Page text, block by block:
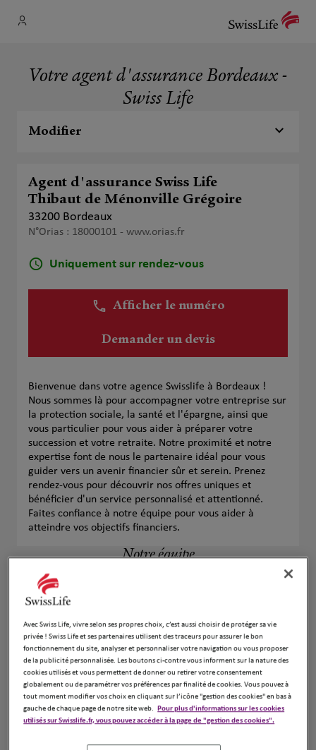
Votre agent d'assurance Bordeaux -
Swiss Life
Modifier
Agent d'assurance Swiss Life
Thibaut de Ménonville Grégoire
33200 Bordeaux
N°Orias : 18000101 - www.orias.fr
Uniquement sur rendez-vous
Afficher le numéro
Demander un devis
Bienvenue dans votre agence Swisslife à Bordeaux !
Nous sommes là pour accompagner votre entreprise sur
la protection sociale, la santé et l'épargne, ainsi que
vous particulier pour vous aider à préparer votre
succession et votre retraite. Notre proximité et notre
expertise font de nous le partenaire idéal pour vous
guider vers un avenir financier sûr et serein. Prenez
rendez-vous pour découvrir nos offres uniques et
bénéficier d'un service personnalisé et attentionné.
Faites confiance à notre équipe pour vous aider à
atteindre vos objectifs financiers.
Notre équipe
Avec Swiss Life, vivre selon ses propres choix, c’est aussi choisir de protéger sa vie
privée ! Swiss Life et ses partenaires utilisent des traceurs pour assurer le bon
fonctionnement du site, analyser et personnaliser votre navigation ou vous proposer
de la publicité personnalisée. Les boutons ci-contre vous informent sur la nature des
cookies utilisés et vous permettent de donner ou retirer votre consentement
globalement ou de paramétrer vos préférences par finalité de cookies. Vous pouvez à
tout moment modifier vos choix en cliquant sur l’icône "gestion des cookies" en bas à
gauche de chaque page de notre site web. Pour plus d'informations sur les cookies
utilisés sur Swisslife.fr, vous pouvez accéder à la page de "gestion des cookies".